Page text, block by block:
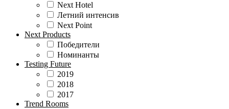
Next Hotel
Летний интенсив
Next Point
Next Products
Победители
Номинанты
Testing Future
2019
2018
2017
Trend Rooms